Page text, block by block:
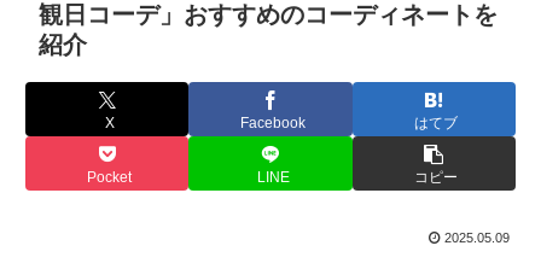
観日コーデ」おすすめのコーディネートを
紹介
X Facebook はてブ
Pocket LINE コピー
2025.05.09